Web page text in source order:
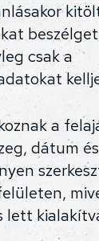
csak a
a
dátum
lett